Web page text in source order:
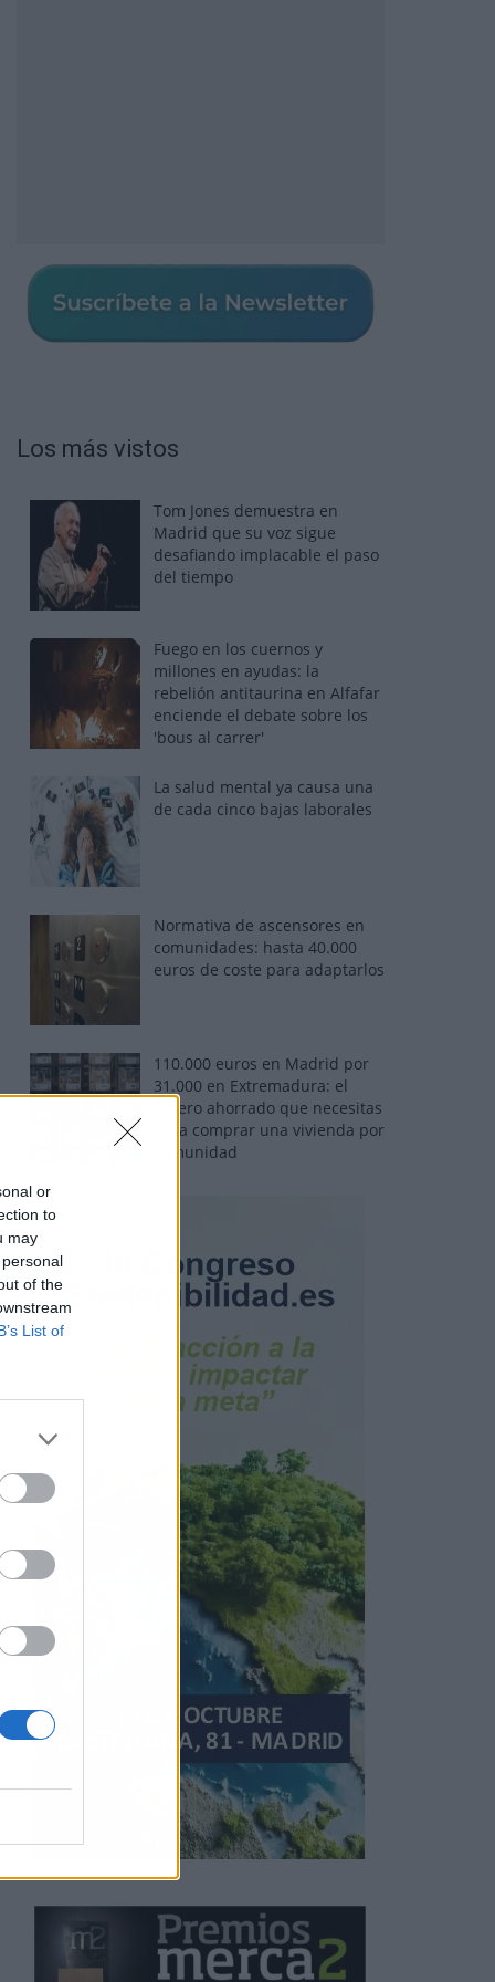
or
to
may
of the
List of
Los más vistos
Tom Jones demuestra en
Madrid que su voz sigue
desafiando implacable el paso
del tiempo
Fuego en los cuernos y
millones en ayudas: la
rebelión antitaurina en Alfafar
enciende el debate sobre los
'bous al carrer'
La salud mental ya causa una
de cada cinco bajas laborales
Normativa de ascensores en
comunidades: hasta 40.000
euros de coste para adaptarlos
110.000 euros en Madrid por
31.000 en Extremadura: el
dinero ahorrado que necesitas
para comprar una vivienda por
comunidad